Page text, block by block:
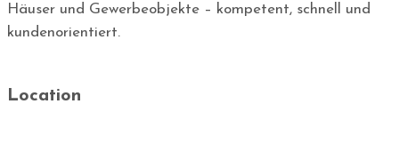
Häuser und Gewerbeobjekte – kompetent, schnell und
kundenorientiert.
Location